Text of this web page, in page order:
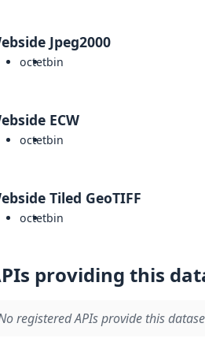
Jpeg2000
octetbin
ECW
octetbin
Tiled GeoTIFF
octetbin
providing this
registered APIs provide this